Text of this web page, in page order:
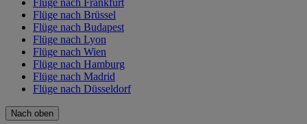
Flüge nach Frankfurt
Flüge nach Brüssel
Flüge nach Budapest
Flüge nach Lyon
Flüge nach Wien
Flüge nach Hamburg
Flüge nach Madrid
Flüge nach Düsseldorf
Nach oben